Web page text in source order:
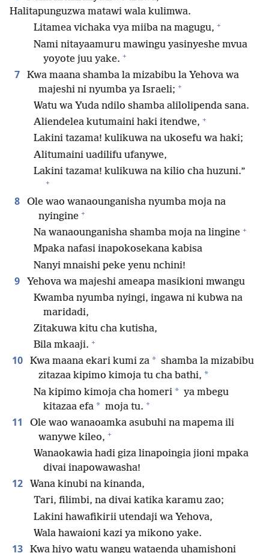
Halitapunguzwa matawi wala kulimwa.
Litamea vichaka vya miiba na magugu, +
Nami nitayaamuru mawingu yasinyeshe mvua
yoyote juu yake. +
7
Kwa maana shamba la mizabibu la Yehova wa
majeshi ni nyumba ya Israeli; +
Watu wa Yuda ndilo shamba alilolipenda sana.
Aliendelea kutumaini haki itendwe, +
Lakini tazama! kulikuwa na ukosefu wa haki;
Alitumaini uadilifu ufanywe,
Lakini tazama! kulikuwa na kilio cha huzuni.”
+
8
Ole wao wanaounganisha nyumba moja na
nyingine +
Na wanaounganisha shamba moja na lingine +
Mpaka nafasi inapokosekana kabisa
Nanyi mnaishi peke yenu nchini!
9
Yehova wa majeshi ameapa masikioni mwangu
Kwamba nyumba nyingi, ingawa ni kubwa na
maridadi,
Zitakuwa kitu cha kutisha,
Bila mkaaji. +
10 Kwa maana ekari kumi za * shamba la mizabibu
zitazaa kipimo kimoja tu cha bathi, *
Na kipimo kimoja cha homeri * ya mbegu
kitazaa efa * moja tu. +
11
Ole wao wanaoamka asubuhi na mapema ili
wanywe kileo, +
Wanaokawia hadi giza linapoingia jioni mpaka
divai inapowawasha!
12
Wana kinubi na kinanda,
Tari, filimbi, na divai katika karamu zao;
Lakini hawafikirii utendaji wa Yehova,
Wala hawaioni kazi ya mikono yake.
13
Kwa hiyo watu wangu wataenda uhamishoni